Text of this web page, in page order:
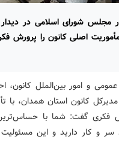
مجلس شورای اسلامی در دیدار
اصلی کانون را پرورش
و امور بین‌الملل کانون،
مدیرکل کانون استان همدان، ‌با
فکری گفت: شما با
سر و کار دارید و این